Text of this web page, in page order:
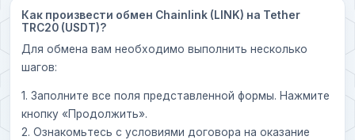
Как произвести обмен Chainlink (LINK) на Tether
TRC20 (USDT)?
Для обмена вам необходимо выполнить несколько
шагов:
1. Заполните все поля представленной формы. Нажмите
кнопку «Продолжить».
2. Ознакомьтесь с условиями договора на оказание